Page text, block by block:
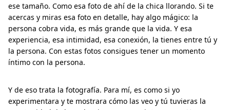
ese tamaño. Como esa foto de ahí de la chica llorando. Si te
acercas y miras esa foto en detalle, hay algo mágico: la
persona cobra vida, es más grande que la vida. Y esa
experiencia, esa intimidad, esa conexión, la tienes entre tú y
la persona. Con estas fotos consigues tener un momento
íntimo con la persona.
Y de eso trata la fotografía. Para mí, es como si yo
experimentara y te mostrara cómo las veo y tú tuvieras la